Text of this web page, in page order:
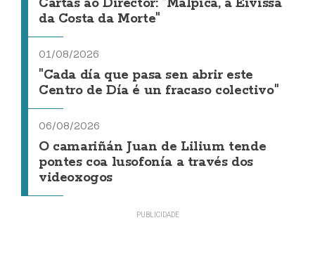
Cartas ao Director: "Malpica, a Eivissa
da Costa da Morte"
01/08/2026
"Cada día que pasa sen abrir este
Centro de Día é un fracaso colectivo"
06/08/2026
O camariñán Juan de Lilium tende
pontes coa lusofonía a través dos
videoxogos